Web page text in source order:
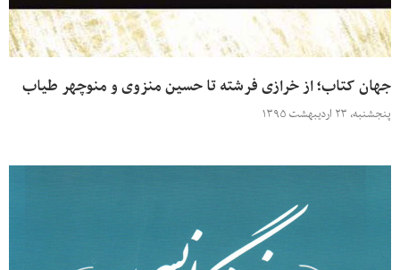
جهان کتاب؛ از خرازی فرشته تا حسین منزوی و منوچهر طیاب
پنجشنبه، ۲۳ اردیبهشت ۱۳۹۵